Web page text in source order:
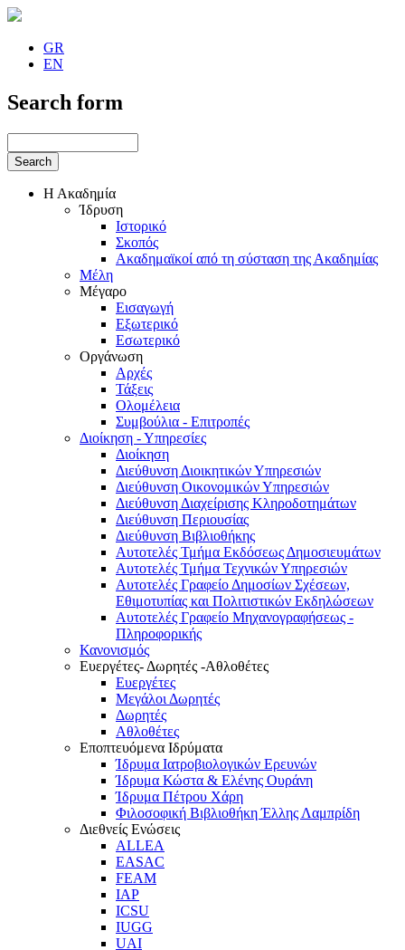
GR
EN
Search form
Η Ακαδημία
Ίδρυση
Ιστορικό
Σκοπός
Ακαδημαϊκοί από τη σύσταση της Ακαδημίας
Μέλη
Μέγαρο
Εισαγωγή
Εξωτερικό
Εσωτερικό
Οργάνωση
Αρχές
Τάξεις
Ολομέλεια
Συμβούλια - Επιτροπές
Διοίκηση - Υπηρεσίες
Διοίκηση
Διεύθυνση Διοικητικών Υπηρεσιών
Διεύθυνση Οικονομικών Υπηρεσιών
Διεύθυνση Διαχείρισης Κληροδοτημάτων
Διεύθυνση Περιουσίας
Διεύθυνση Βιβλιοθήκης
Αυτοτελές Τμήμα Εκδόσεως Δημοσιευμάτων
Αυτοτελές Τμήμα Τεχνικών Υπηρεσιών
Αυτοτελές Γραφείο Δημοσίων Σχέσεων,
Εθιμοτυπίας και Πολιτιστικών Εκδηλώσεων
Αυτοτελές Γραφείο Μηχανογραφήσεως -
Πληροφορικής
Κανονισμός
Ευεργέτες- Δωρητές -Αθλοθέτες
Ευεργέτες
Μεγάλοι Δωρητές
Δωρητές
Αθλοθέτες
Εποπτευόμενα Ιδρύματα
Ίδρυμα Ιατροβιολογικών Ερευνών
Ίδρυμα Κώστα & Ελένης Ουράνη
Ίδρυμα Πέτρου Χάρη
Φιλοσοφική Βιβλιοθήκη Έλλης Λαμπρίδη
Διεθνείς Ενώσεις
ALLEA
EASAC
FEAM
IAP
ICSU
IUGG
UAI